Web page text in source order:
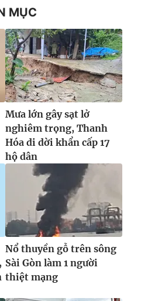
MỤC
Mưa lớn gây sạt lở
nghiêm trọng, Thanh
Hóa di dời khẩn cấp 17
hộ dân
Nổ thuyền gỗ trên sông
Sài Gòn làm 1 người
thiệt mạng